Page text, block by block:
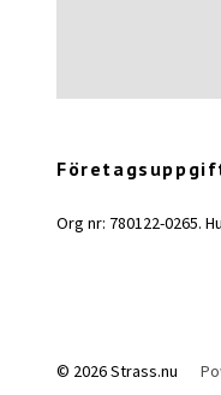
Org nr: 780122-0265.
© 2026 Strass.nu